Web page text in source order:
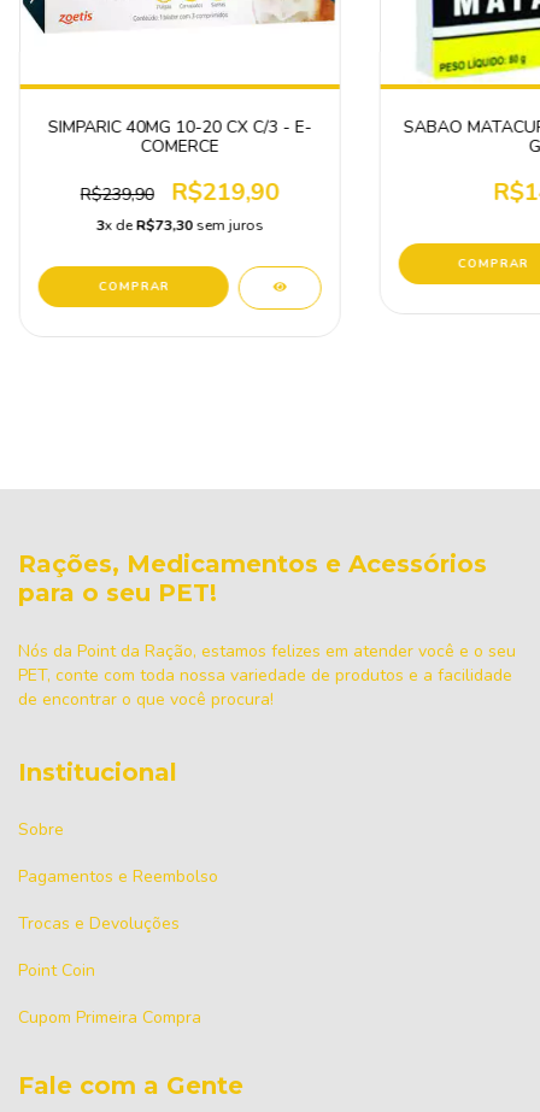
SIMPARIC 40MG 10-20 CX C/3 - E-
COMERCE
R$239,90 R$219,90
3x deR$73,30sem juros
SABAO
Rações, Medicamentos e Acessórios
para o seu PET!
Nós da Point da Ração, estamos felizes em atender você e o seu
PET, conte com toda nossa variedade de produtos e a facilidade
de encontrar o que você procura!
Institucional
Sobre
Pagamentos e Reembolso
Trocas e Devoluções
Point Coin
Cupom Primeira Compra
Fale com a Gente